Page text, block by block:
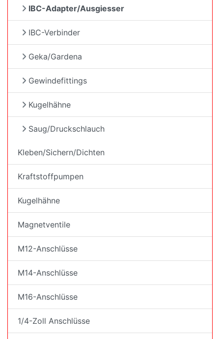
IBC-Adapter/Ausgiesser
IBC-Verbinder
Geka/Gardena
Gewindefittings
Kugelhähne
Saug/Druckschlauch
Kleben/Sichern/Dichten
Kraftstoffpumpen
Kugelhähne
Magnetventile
M12-Anschlüsse
M14-Anschlüsse
M16-Anschlüsse
1/4-Zoll Anschlüsse